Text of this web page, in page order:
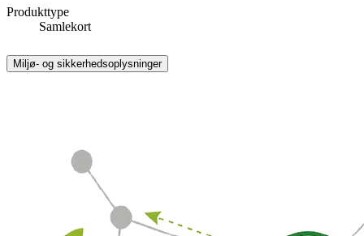
Produkttype
Samlekort
Miljø- og sikkerhedsoplysninger